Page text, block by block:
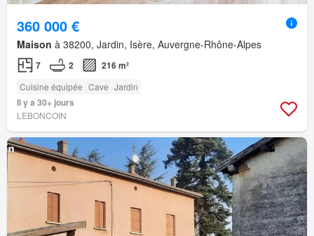
360 000 €
Maison à 38200, Jardin, Isère, Auvergne-Rhône-Alpes
7 2 216 m²
Cuisine équipée Cave Jardin
Il y a 30+ jours
LEBONCOIN